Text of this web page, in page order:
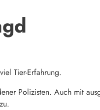
Tier-Erfahrung.
Polizisten. Auch mit